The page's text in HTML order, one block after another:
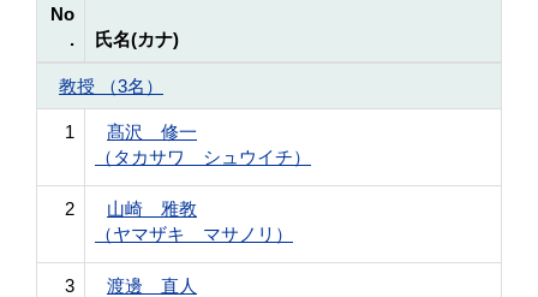
No
.
氏名(カナ)
教授 （3名）
1
髙沢 修一
（タカサワ シュウイチ）
2
山崎 雅教
（ヤマザキ マサノリ）
3
渡邊 直人